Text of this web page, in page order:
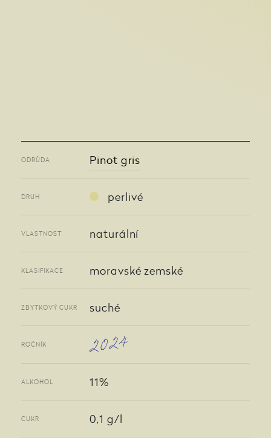
ODRŮDA Pinot gris
DRUH perlivé
VLASTNOST naturální
KLASIFIKACE moravské zemské
ZBYTKOVÝ CUKR suché
ROČNÍK 2024
ALKOHOL 11%
CUKR 0,1 g/l